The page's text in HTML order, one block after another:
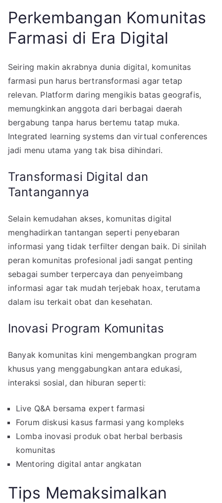
Perkembangan Komunitas
Farmasi di Era Digital
Seiring makin akrabnya dunia digital, komunitas
farmasi pun harus bertransformasi agar tetap
relevan. Platform daring mengikis batas geografis,
memungkinkan anggota dari berbagai daerah
bergabung tanpa harus bertemu tatap muka.
Integrated learning systems dan virtual conferences
jadi menu utama yang tak bisa dihindari.
Transformasi Digital dan
Tantangannya
Selain kemudahan akses, komunitas digital
menghadirkan tantangan seperti penyebaran
informasi yang tidak terfilter dengan baik. Di sinilah
peran komunitas profesional jadi sangat penting
sebagai sumber terpercaya dan penyeimbang
informasi agar tak mudah terjebak hoax, terutama
dalam isu terkait obat dan kesehatan.
Inovasi Program Komunitas
Banyak komunitas kini mengembangkan program
khusus yang menggabungkan antara edukasi,
interaksi sosial, dan hiburan seperti:
Live Q&A bersama expert farmasi
Forum diskusi kasus farmasi yang kompleks
Lomba inovasi produk obat herbal berbasis
komunitas
Mentoring digital antar angkatan
Tips Memaksimalkan